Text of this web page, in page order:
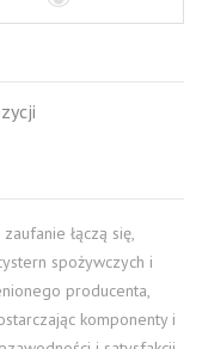
łączą się,
spożywczych i
producenta,
komponenty i